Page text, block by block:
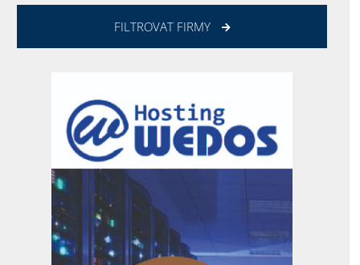
FILTROVAT FIRMY